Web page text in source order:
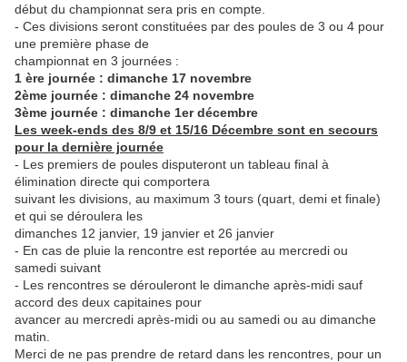
début du championnat sera pris en compte.
- Ces divisions seront constituées par des poules de 3 ou 4 pour
une première phase de
championnat en 3 journées :
1 ère journée : dimanche 17 novembre
2ème journée : dimanche 24 novembre
3ème journée : dimanche 1er décembre
Les week-ends des 8/9 et 15/16 Décembre sont en secours
pour la dernière journée
- Les premiers de poules disputeront un tableau final à
élimination directe qui comportera
suivant les divisions, au maximum 3 tours (quart, demi et finale)
et qui se déroulera les
dimanches 12 janvier, 19 janvier et 26 janvier
- En cas de pluie la rencontre est reportée au mercredi ou
samedi suivant
- Les rencontres se dérouleront le dimanche après-midi sauf
accord des deux capitaines pour
avancer au mercredi après-midi ou au samedi ou au dimanche
matin.
Merci de ne pas prendre de retard dans les rencontres, pour un